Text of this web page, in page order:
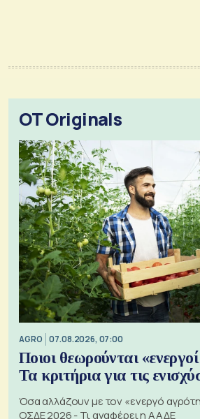
OT Originals
AGRO 07.08.2026, 07:00
Ποιοι θεωρούνται
Τα κριτήρια για τις
Όσα αλλάζουν με τον «ενεργό
ΟΣΔΕ 2026 - Τι αναφέρει η ΑΑΔΕ